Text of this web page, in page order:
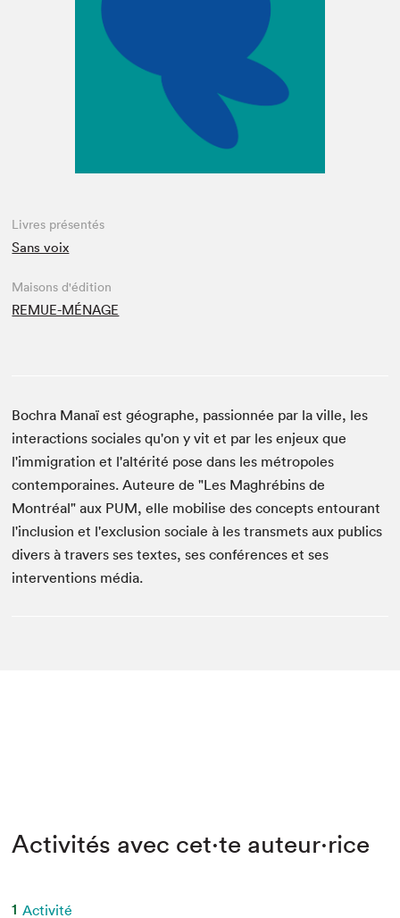
Espace enseignant·e·s
Espace pro
Livres présentés
Sans voix
Maisons d'édition
REMUE-MÉNAGE
Bochra Manaï est géographe, passionnée par la ville, les
interactions sociales qu'on y vit et par les enjeux que
l'immigration et l'altérité pose dans les métropoles
contemporaines. Auteure de "Les Maghrébins de
Montréal" aux PUM, elle mobilise des concepts entourant
l'inclusion et l'exclusion sociale à les transmets aux publics
divers à travers ses textes, ses conférences et ses
interventions média.
Activités avec cet·te auteur·rice
1 Activité